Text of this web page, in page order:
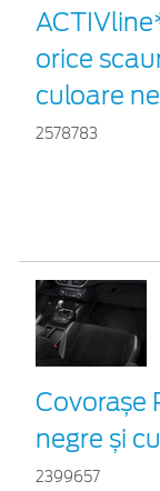
orice
culoare
2578783
Covorașe
negre și
2399657